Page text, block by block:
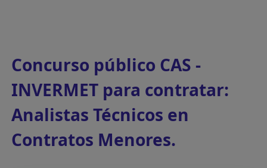
Concurso público CAS -
INVERMET para contratar:
Analistas Técnicos en
Contratos Menores.